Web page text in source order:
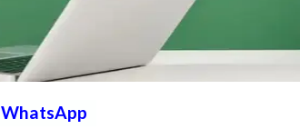
WhatsApp